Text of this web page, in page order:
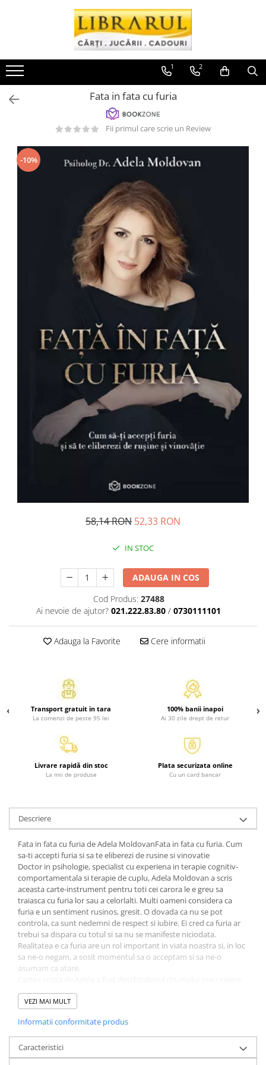
Toate Produsele
CARTI
Arta, arhitectura si fotografie
Arhitectura
Pictura si desen
Biografii si memorii
Teorie si critica literara
Business, economie, finante
Finante si investitii
Management si leadership
Carte scolara
Atlase, dictionare si enciclopedii
Carte prescolara
Dictionare de limba romana
Ghiduri de conversatie
Invatamant gimnazial
Invatamant primar
Activitati si jocuri pentru copii
Benzi desenate
Carti de colorat
Povesti si povestiri
Dictionare si enciclopedii
Atlase, dictionare si enciclopedii
Dictionare de limba romana
Dictionare tematice
Enciclopedii
Diete si alimentatie sanatoasa
Fitness si frumusete
Diverse
Diverse
Feng Shui
Medicina alternativa
Sa nu razi :((
Drept
Legislatie
Fictiune
Actiune,aventura
Clasici
Crime, Thriller, Mistery
Fantasy
Istorica
1 2
Fata in fata cu furia
Fii primul care scrie un Review
-10%
58,14 RON 52,33 RON
IN STOC
ADAUGA IN COS
Cod Produs: 27488
Ai nevoie de ajutor? 021.222.83.80 / 0730111101
Adauga la Favorite Cere informatii
Transport gratuit in tara
La comenzi de peste 95 lei
100% banii inapoi
Ai 30 zile drept de retur
Livrare rapidă din stoc
La mii de produse
Plata securizata online
Cu un card bancar
Descriere
Fata in fata cu furia de Adela MoldovanFata in fata cu furia. Cum
sa-ti accepti furia si sa te eliberezi de rusine si vinovatie
Doctor in psihologie, specialist cu experiena in terapie cognitiv-
comportamentala si terapie de cuplu, Adela Moldovan a scris
aceasta carte-instrument pentru toti cei carora le e greu sa
traiasca cu furia lor sau a celorlalti. Multi oameni considera ca
furia e un sentiment rusinos, gresit. O dovada ca nu se pot
controla, ca sunt nedemni de respect si iubire. Ei cred ca furia ar
trebui sa dispara cu totul si sa nu se manifeste niciodata.
Realitatea e ca furia are un rol important in viata noastra si, in loc
sa ne-o negam, a sosit momentul sa o acceptam si sa ne-o
asumam ca atare.
ghideaza inspre lumi pe care simteam de mult ca e nevoie sa le
Adela Moldovan isi revendica pozitia de lider si in stiinta
emotiilor, nu doar in psihologia relatiilor. Voi ramane
recunoscator pentru cat de utila mi-a fost aceasta lucrare, pe care
o recomand cu incredere de la prima si pana la ultima litera. -
VEZI MAI MULT
Informatii conformitate produs
Caracteristici